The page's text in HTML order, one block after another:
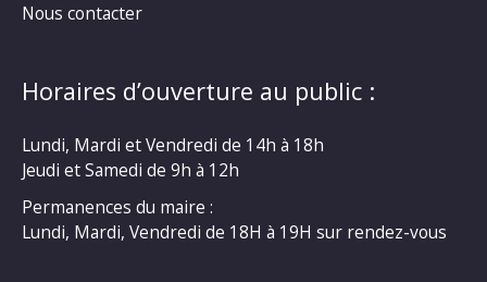
Nous contacter
Horaires d’ouverture au public :
Lundi, Mardi et Vendredi de 14h à 18h
Jeudi et Samedi de 9h à 12h
Permanences du maire :
Lundi, Mardi, Vendredi de 18H à 19H sur rendez-vous